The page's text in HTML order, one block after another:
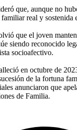
que, aunque no
real y sostenida
que el joven
siendo reconocido
socioafectivo.
en octubre de
de la fortuna
anunciaron que
de Familia.